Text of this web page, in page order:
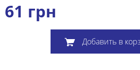
61 грн
Добавить в